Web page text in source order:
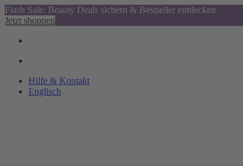
Flash Sale: Beauty Deals sichern & Bestseller entdecken
Jetzt shoppen
Hilfe & Kontakt
Englisch